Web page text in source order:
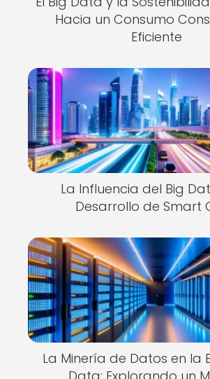
Hacia un Consumo
Eficiente
La Influencia del Big
Desarrollo de Smart
La Minería de Datos en la